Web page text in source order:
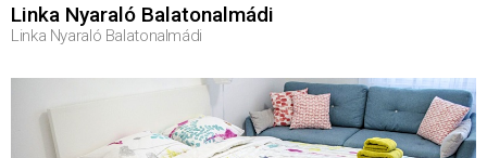
Linka Nyaraló Balatonalmádi
Linka Nyaraló Balatonalmádi